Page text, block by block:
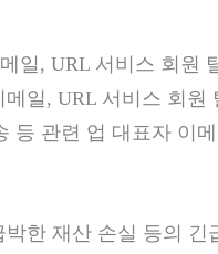
일, URL 서비스 회원
일, URL 서비스 회원
관련 업 대표자 이
한 재산 손실 등의